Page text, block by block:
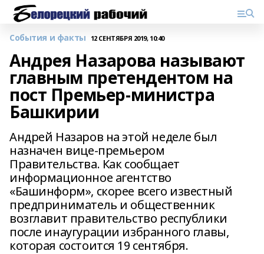
События и факты 12 СЕНТЯБРЯ 2019, 10:40
Андрея Назарова называют
главным претендентом на
пост Премьер-министра
Башкирии
Андрей Назаров на этой неделе был
назначен вице-премьером
Правительства. Как сообщает
информационное агентство
«Башинформ», скорее всего известный
предприниматель и общественник
возглавит правительство республики
после инаугурации избранного главы,
которая состоится 19 сентября.